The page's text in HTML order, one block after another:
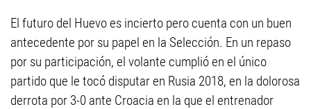
El futuro del Huevo es incierto pero cuenta con un buen
antecedente por su papel en la Selección. En un repaso
por su participación, el volante cumplió en el único
partido que le tocó disputar en Rusia 2018, en la dolorosa
derrota por 3-0 ante Croacia en la que el entrenador